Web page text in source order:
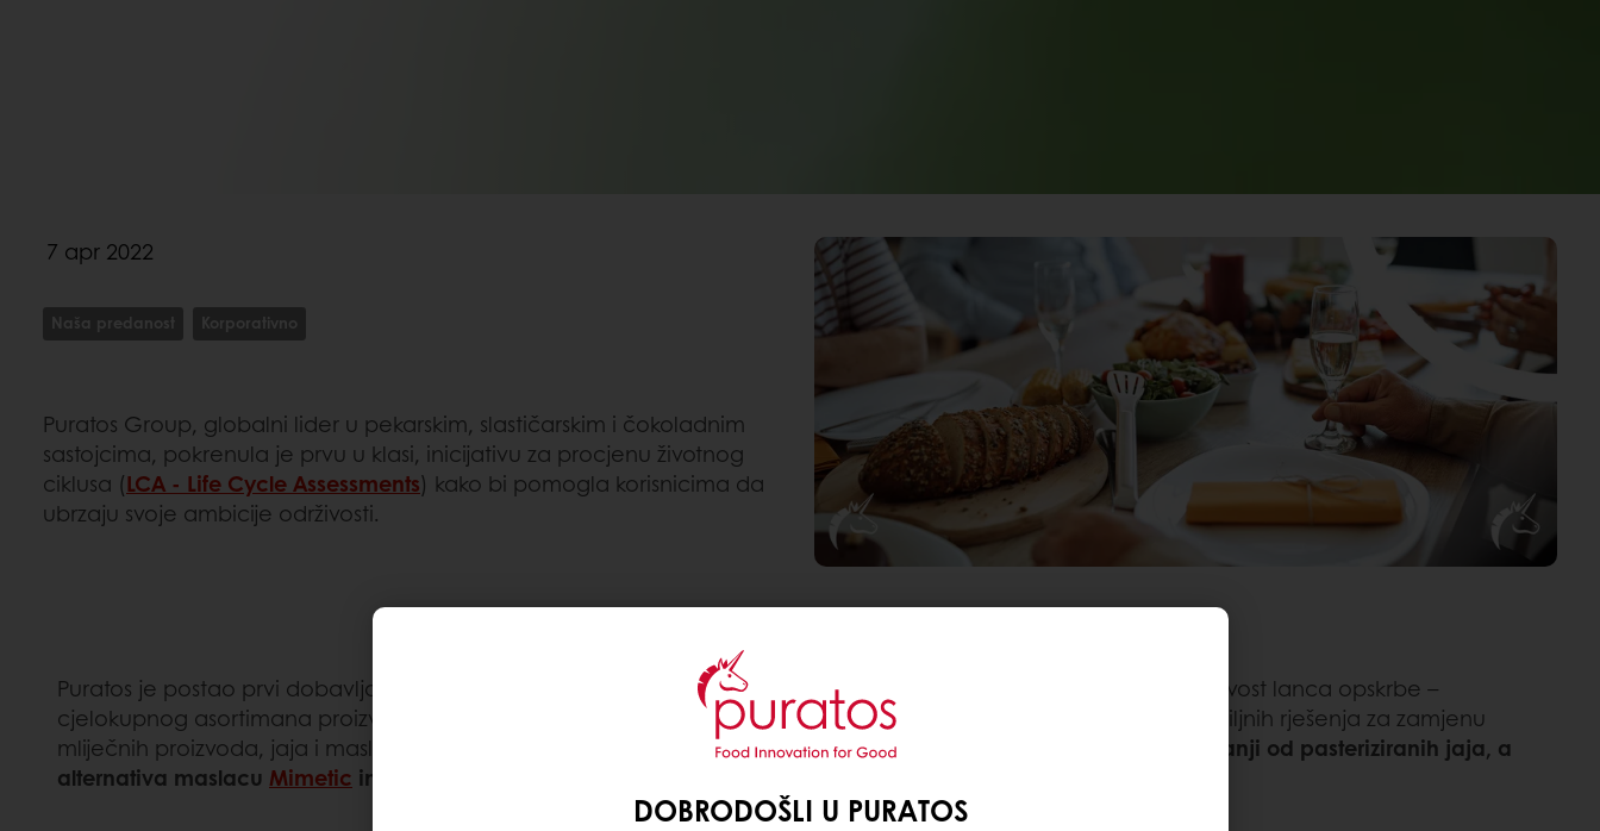
7 apr 2022
Naša predanost Korporativno
Puratos Group, globalni lider u pekarskim, slastičarskim i čokoladnim
sastojcima, pokrenula je prvu u klasi, inicijativu za procjenu životnog
ciklusa (LCA - Life Cycle Assessments) kako bi pomogla korisnicima da
ubrzaju svoje ambicije održivosti.
Puratos je postao prvi dobavljač pekarskih sastojaka koji je započeo LCA analizu – renomirani barometar za održivost lanca opskrbe –
cjelokupnog asortimana proizvoda, počevši od osnovnih proizvoda iz svog pionirskog
asortimana biljnih rješenja za zamjenu
mliječnih proizvoda, jaja i maslaca. LCA istraživanja pokazala su da jeutjecaj na okoliš
bio 59% manji od pasteriziranih jaja, a
alternativa maslacu Mimetic imala je utjecaj na okoliš 3 puta manji od mliječnog maslaca.
DOBRODOŠLI U PURATOS